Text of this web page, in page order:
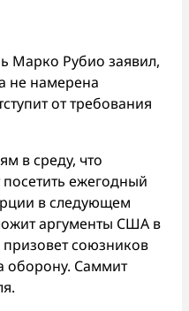
Марко Рубио заявил,
не намерена
от требования
в среду, что
ежегодный
в следующем
аргументы США в
союзников
оборону. Саммит